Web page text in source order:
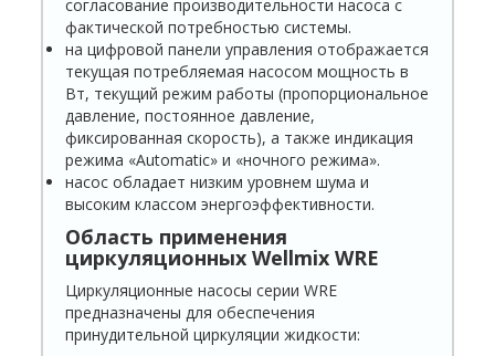
согласование производительности насоса с
фактической потребностью системы.
на цифровой панели управления отображается
текущая потребляемая насосом мощ­ность в
Вт, текущий режим работы (пропорциональное
давление, постоянное давление,
фиксированная скорость), а также индикация
режима «Automatic» и «ночного режима».
насос обладает низким уровнем шума и
высоким классом энергоэффективности.
Область применения
циркуляционных Wellmix WRE
Циркуляционные насосы серии WRE
предназначены для обеспечения
принудительной циркуляции жидкости: